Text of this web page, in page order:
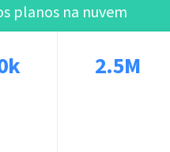
planos na nuvem
2.5M